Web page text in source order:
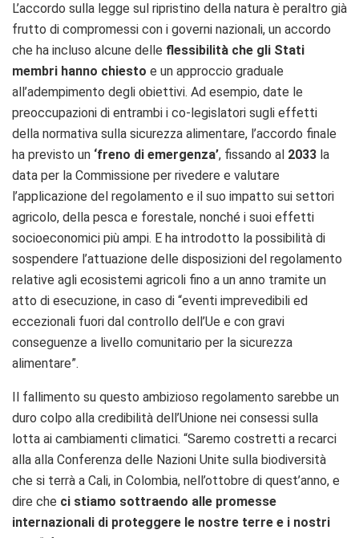
L’accordo sulla legge sul ripristino della natura è peraltro già
frutto di compromessi con i governi nazionali, un accordo
che ha incluso alcune delle flessibilità che gli Stati
membri hanno chiesto e un approccio graduale
all’adempimento degli obiettivi. Ad esempio, date le
preoccupazioni di entrambi i co-legislatori sugli effetti
della normativa sulla sicurezza alimentare, l’accordo finale
ha previsto un ‘freno di emergenza’, fissando al 2033 la
data per la Commissione per rivedere e valutare
l’applicazione del regolamento e il suo impatto sui settori
agricolo, della pesca e forestale, nonché i suoi effetti
socioeconomici più ampi. E ha introdotto la possibilità di
sospendere l’attuazione delle disposizioni del regolamento
relative agli ecosistemi agricoli fino a un anno tramite un
atto di esecuzione, in caso di “eventi imprevedibili ed
eccezionali fuori dal controllo dell’Ue e con gravi
conseguenze a livello comunitario per la sicurezza
alimentare”.
Il fallimento su questo ambizioso regolamento sarebbe un
duro colpo alla credibilità dell’Unione nei consessi sulla
lotta ai cambiamenti climatici. “Saremo costretti a recarci
alla alla Conferenza delle Nazioni Unite sulla biodiversità
che si terrà a Cali, in Colombia, nell’ottobre di quest’anno, e
dire che ci stiamo sottraendo alle promesse
internazionali di proteggere le nostre terre e i nostri